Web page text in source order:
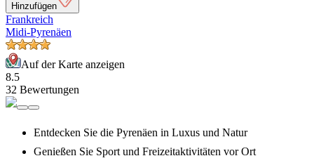
Hinzufügen
Frankreich
Midi-Pyrenäen
Auf der Karte anzeigen
8.5
32 Bewertungen
Entdecken Sie die Pyrenäen in Luxus und Natur
Genießen Sie Sport und Freizeitaktivitäten vor Ort